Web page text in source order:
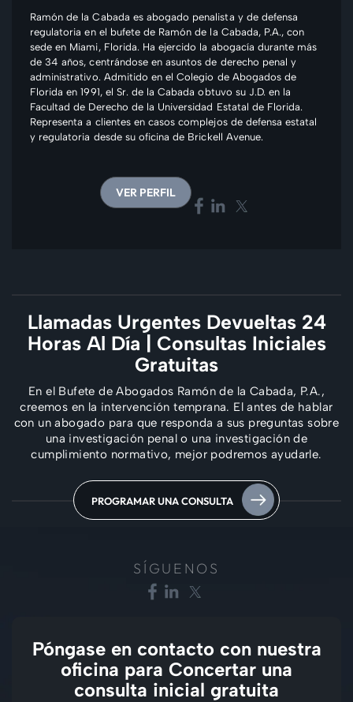
Ramón de la Cabada es abogado penalista y de defensa
regulatoria en el bufete de Ramón de la Cabada, P.A., con
sede en Miami, Florida. Ha ejercido la abogacía durante más
de 34 años, centrándose en asuntos de derecho penal y
administrativo. Admitido en el Colegio de Abogados de
Florida en 1991, el Sr. de la Cabada obtuvo su J.D. en la
Facultad de Derecho de la Universidad Estatal de Florida.
Representa a clientes en casos complejos de defensa estatal
y regulatoria desde su oficina de Brickell Avenue.
VER PERFIL
Llamadas Urgentes Devueltas 24
Horas Al Día | Consultas Iniciales
Gratuitas
En el Bufete de Abogados Ramón de la Cabada, P.A.,
creemos en la intervención temprana. El antes de hablar
con un abogado para que responda a sus preguntas sobre
una investigación penal o una investigación de
cumplimiento normativo, mejor podremos ayudarle.
PROGRAMAR UNA CONSULTA
SÍGUENOS
Póngase en contacto con nuestra
oficina para Concertar una
consulta inicial gratuita